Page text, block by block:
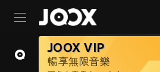
JOOX VIP
暢享無限音樂